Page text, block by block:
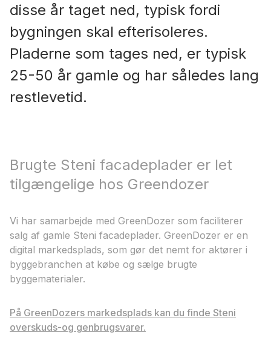
disse år taget ned, typisk fordi
bygningen skal efterisoleres.
Pladerne som tages ned, er typisk
25-50 år gamle og har således lang
restlevetid.
Brugte Steni facadeplader er let
tilgængelige hos Greendozer
Vi har samarbejde med GreenDozer som faciliterer
salg af gamle Steni facadeplader. GreenDozer er en
digital markedsplads, som gør det nemt for aktører i
byggebranchen at købe og sælge brugte
byggematerialer.
På GreenDozers markedsplads kan du finde Steni
overskuds-og genbrugsvarer.